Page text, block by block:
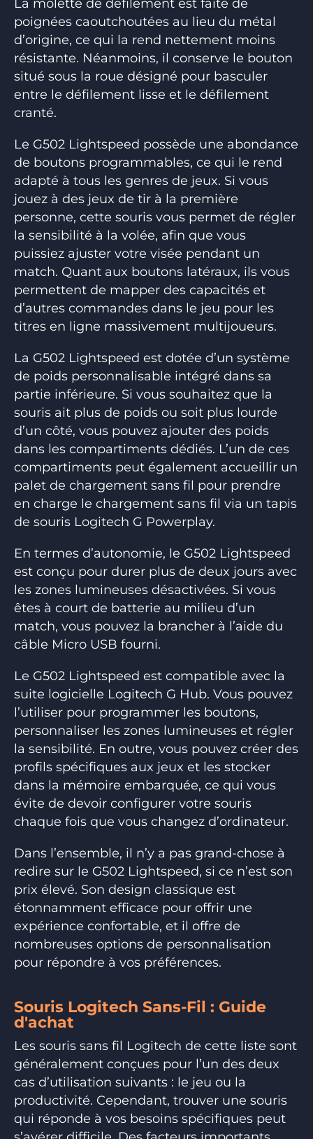
La molette de défilement est faite de
poignées caoutchoutées au lieu du métal
d’origine, ce qui la rend nettement moins
résistante. Néanmoins, il conserve le bouton
situé sous la roue désigné pour basculer
entre le défilement lisse et le défilement
cranté.
Le G502 Lightspeed possède une abondance
de boutons programmables, ce qui le rend
adapté à tous les genres de jeux. Si vous
jouez à des jeux de tir à la première
personne, cette souris vous permet de régler
la sensibilité à la volée, afin que vous
puissiez ajuster votre visée pendant un
match. Quant aux boutons latéraux, ils vous
permettent de mapper des capacités et
d’autres commandes dans le jeu pour les
titres en ligne massivement multijoueurs.
La G502 Lightspeed est dotée d’un système
de poids personnalisable intégré dans sa
partie inférieure. Si vous souhaitez que la
souris ait plus de poids ou soit plus lourde
d’un côté, vous pouvez ajouter des poids
dans les compartiments dédiés. L’un de ces
compartiments peut également accueillir un
palet de chargement sans fil pour prendre
en charge le chargement sans fil via un tapis
de souris Logitech G Powerplay.
En termes d’autonomie, le G502 Lightspeed
est conçu pour durer plus de deux jours avec
les zones lumineuses désactivées. Si vous
êtes à court de batterie au milieu d’un
match, vous pouvez la brancher à l’aide du
câble Micro USB fourni.
Le G502 Lightspeed est compatible avec la
suite logicielle Logitech G Hub. Vous pouvez
l’utiliser pour programmer les boutons,
personnaliser les zones lumineuses et régler
la sensibilité. En outre, vous pouvez créer des
profils spécifiques aux jeux et les stocker
dans la mémoire embarquée, ce qui vous
évite de devoir configurer votre souris
chaque fois que vous changez d’ordinateur.
Dans l’ensemble, il n’y a pas grand-chose à
redire sur le G502 Lightspeed, si ce n’est son
prix élevé. Son design classique est
étonnamment efficace pour offrir une
expérience confortable, et il offre de
nombreuses options de personnalisation
pour répondre à vos préférences.
Souris Logitech Sans-Fil : Guide
d'achat
Les souris sans fil Logitech de cette liste sont
généralement conçues pour l’un des deux
cas d’utilisation suivants : le jeu ou la
productivité. Cependant, trouver une souris
qui réponde à vos besoins spécifiques peut